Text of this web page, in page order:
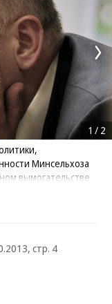
Минсельхоза
вымогательстве
1 / 2
стр. 4